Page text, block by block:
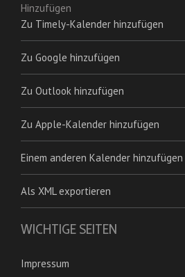
Hinzufügen
Zu Timely-Kalender hinzufügen
Zu Google hinzufügen
Zu Outlook hinzufügen
Zu Apple-Kalender hinzufügen
Einem anderen Kalender hinzufügen
Als XML exportieren
WICHTIGE SEITEN
Impressum